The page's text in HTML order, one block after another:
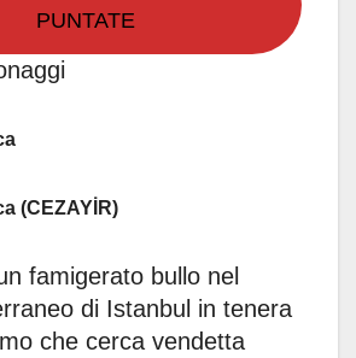
PUNTATE
(CEZAYİR)
famigerato bullo nel
di Istanbul in tenera
che cerca vendetta